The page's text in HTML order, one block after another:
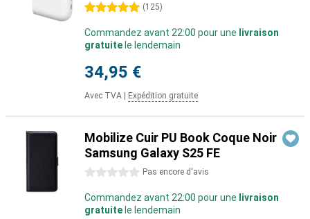
5 étoiles (125)
Commandez avant 22:00 pour une livraison
gratuite le lendemain
34,95 €
Avec TVA Expédition gratuite
Mobilize Cuir PU Book Coque Noir
Samsung Galaxy S25 FE
0 étoiles Pas encore d'avis
Commandez avant 22:00 pour une livraison
gratuite le lendemain